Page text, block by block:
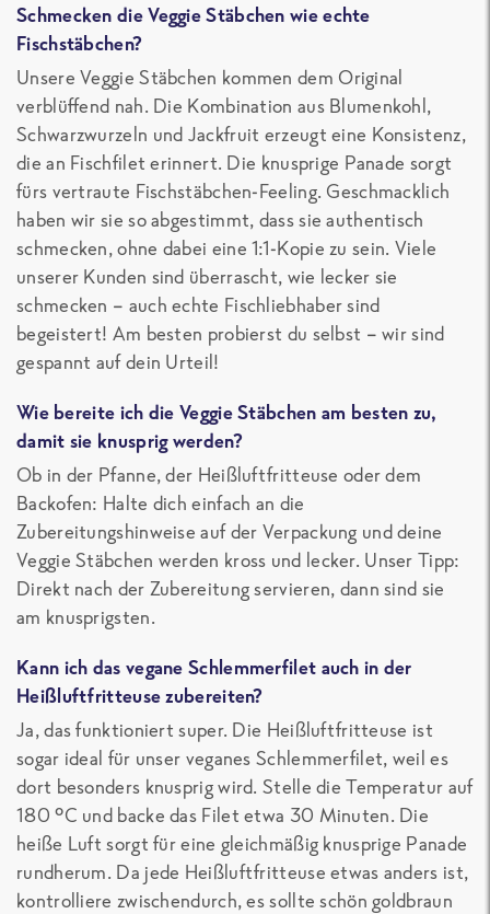
Schmecken die Veggie Stäbchen wie echte
Fischstäbchen?
Unsere Veggie Stäbchen kommen dem Original
verblüffend nah. Die Kombination aus Blumenkohl,
Schwarzwurzeln und Jackfruit erzeugt eine Konsistenz,
die an Fischfilet erinnert. Die knusprige Panade sorgt
fürs vertraute Fischstäbchen-Feeling. Geschmacklich
haben wir sie so abgestimmt, dass sie authentisch
schmecken, ohne dabei eine 1:1-Kopie zu sein. Viele
unserer Kunden sind überrascht, wie lecker sie
schmecken – auch echte Fischliebhaber sind
begeistert! Am besten probierst du selbst – wir sind
gespannt auf dein Urteil!
Wie bereite ich die Veggie Stäbchen am besten zu,
damit sie knusprig werden?
Ob in der Pfanne, der Heißluftfritteuse oder dem
Backofen: Halte dich einfach an die
Zubereitungshinweise auf der Verpackung und deine
Veggie Stäbchen werden kross und lecker. Unser Tipp:
Direkt nach der Zubereitung servieren, dann sind sie
am knusprigsten.
Kann ich das vegane Schlemmerfilet auch in der
Heißluftfritteuse zubereiten?
Ja, das funktioniert super. Die Heißluftfritteuse ist
sogar ideal für unser veganes Schlemmerfilet, weil es
dort besonders knusprig wird. Stelle die Temperatur auf
180 °C und backe das Filet etwa 30 Minuten. Die
heiße Luft sorgt für eine gleichmäßig knusprige Panade
rundherum. Da jede Heißluftfritteuse etwas anders ist,
kontrolliere zwischendurch, es sollte schön goldbraun